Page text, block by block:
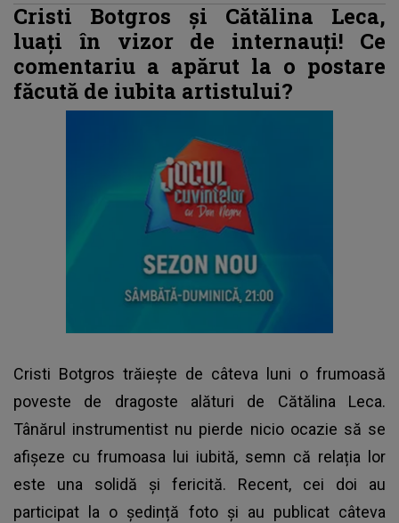
Cristi Botgros și Cătălina Leca,
luați în vizor de internauți! Ce
comentariu a apărut la o postare
făcută de iubita artistului?
Cristi Botgros trăiește de câteva luni o frumoasă
poveste de dragoste alături de Cătălina Leca.
Tânărul instrumentist nu pierde nicio ocazie să se
afișeze cu frumoasa lui iubită, semn că relația lor
este una solidă și fericită. Recent, cei doi au
participat la o ședință foto și au publicat câteva